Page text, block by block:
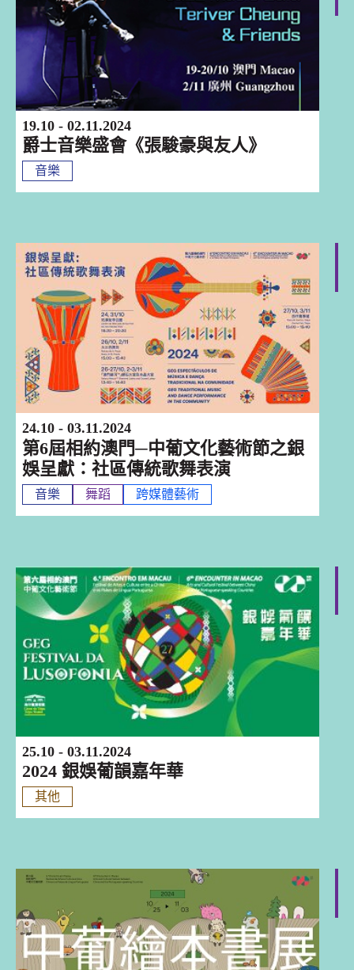
19.10 - 02.11.2024
爵士音樂盛會《張駿豪與友人》
音樂
24.10 - 03.11.2024
第6屆相約澳門─中葡文化藝術節之銀
娛呈獻：社區傳統歌舞表演
音樂 舞蹈 跨媒體藝術
25.10 - 03.11.2024
2024 銀娛葡韻嘉年華
其他